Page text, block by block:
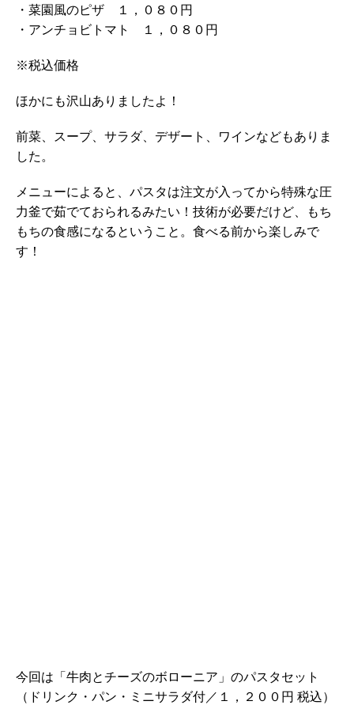
・菜園風のピザ １，０８０円
・アンチョビトマト １，０８０円
※税込価格
ほかにも沢山ありましたよ！
前菜、スープ、サラダ、デザート、ワインなどもありま
した。
メニューによると、パスタは注文が入ってから特殊な圧
力釜で茹でておられるみたい！技術が必要だけど、もち
もちの食感になるということ。食べる前から楽しみで
す！
今回は「牛肉とチーズのボローニア」のパスタセット
（ドリンク・パン・ミニサラダ付／１，２００円 税込）